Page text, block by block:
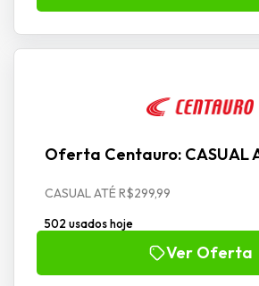
Oferta Centauro: CASUAL
CASUAL ATÉ R$299,99
502 usados hoje
Ver Oferta